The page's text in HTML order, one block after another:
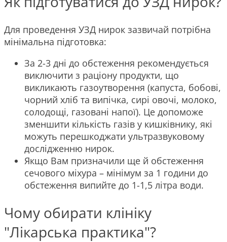
Для проведення УЗД нирок зазвичай потрібна
мінімальна підготовка:
За 2-3 дні до обстеження рекомендується
виключити з раціону продукти, що
викликають газоутворення (капуста, бобові,
чорний хліб та випічка, сирі овочі, молоко,
солодощі, газовані напої). Це допоможе
зменшити кількість газів у кишківнику, які
можуть перешкоджати ультразвуковому
дослідженню нирок.
Якщо Вам призначили ще й обстеження
сечового міхура – мінімум за 1 години до
обстеження випийте до 1-1,5 літра води.
Чому обирати клініку
"Лікарська практика"?